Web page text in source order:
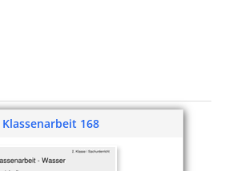
Klassenarbeit 168